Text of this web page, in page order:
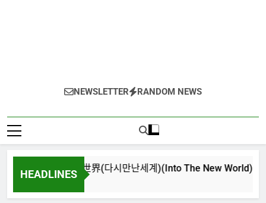
NEWSLETTER RANDOM NEWS
HEADLINES
再次重逢的世界(다시만난세계)(Into The New World) –